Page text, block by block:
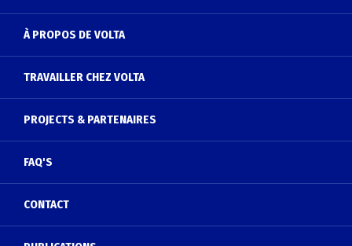
À PROPOS DE VOLTA
TRAVAILLER CHEZ VOLTA
PROJECTS & PARTENAIRES
FAQ'S
CONTACT